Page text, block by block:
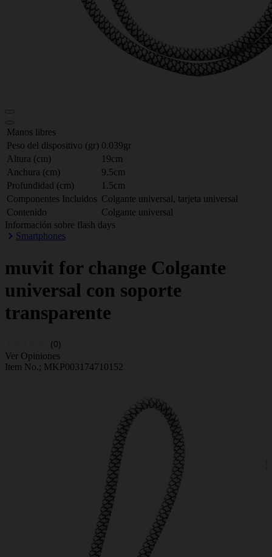
Manos libres
Peso del dispositivo (gr) 0.039gr
Altura (cm)
19cm
Anchura (cm)
9.5cm
Profundidad (cm)
1.5cm
Componentes Incluidos Colgante universal, tarjeta universal
Contenido
Colgante universal
Información sobre flash days
Smartphones
muvit for change Colgante
universal con soporte
transparente
(0)
Ver Opiniones
Item No.; MKP003174710152